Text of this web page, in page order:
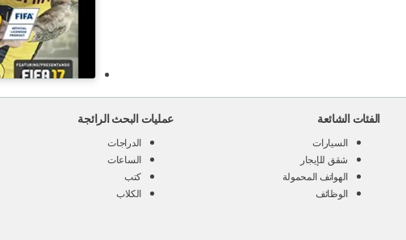
الفئات الشائعة
السيارات
شقق للإيجار
الهواتف المحمولة
الوظائف
عمليات البحث الرائجة
الدراجات
الساعات
كتب
الكلاب